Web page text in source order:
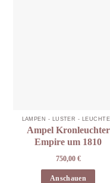
LAMPEN - LÜSTER -
Ampel Kronleuchter
Empire um 1810
750,00 €
Anschauen